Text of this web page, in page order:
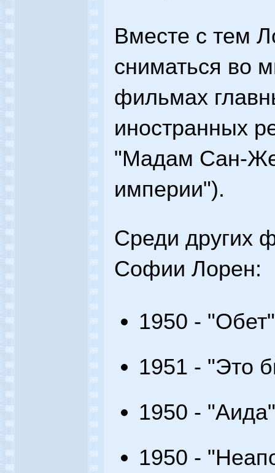
Вместе с тем
сниматься во
фильмах
иностранных
"Мадам Сан-
империи").
Среди других
Софии Лорен:
1950 -
1951 - "Это
1950 -
1950 -